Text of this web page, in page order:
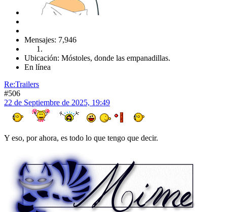
Mensajes: 7,946
Ubicación: Móstoles, donde las empanadillas.
En línea
Re:Trailers
#506
22 de Septiembre de 2025, 19:49
Y eso, por ahora, es todo lo que tengo que decir.